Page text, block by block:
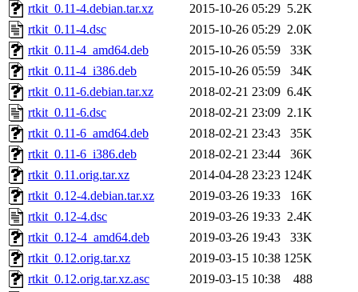
rtkit_0.11-4.debian.tar.xz
2015-10-26 05:29 5.2K
rtkit_0.11-4.dsc
2015-10-26 05:29 2.0K
rtkit_0.11-4_amd64.deb
2015-10-26 05:59
33K
rtkit_0.11-4_i386.deb
2015-10-26 05:59
34K
rtkit_0.11-6.debian.tar.xz
2018-02-21 23:09 6.4K
rtkit_0.11-6.dsc
2018-02-21 23:09 2.1K
rtkit_0.11-6_amd64.deb
2018-02-21 23:43
35K
rtkit_0.11-6_i386.deb
2018-02-21 23:44
36K
rtkit_0.11.orig.tar.xz
2014-04-28 23:23 124K
rtkit_0.12-4.debian.tar.xz
2019-03-26 19:33
16K
rtkit_0.12-4.dsc
2019-03-26 19:33 2.4K
rtkit_0.12-4_amd64.deb
2019-03-26 19:43
33K
rtkit_0.12.orig.tar.xz
2019-03-15 10:38 125K
rtkit_0.12.orig.tar.xz.asc
2019-03-15 10:38
488